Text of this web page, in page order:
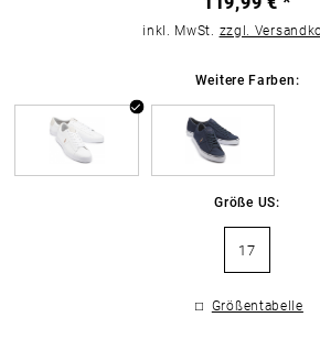
inkl. MwSt. zzgl.
Weitere Farben:
Größe US:
17
Größentabelle